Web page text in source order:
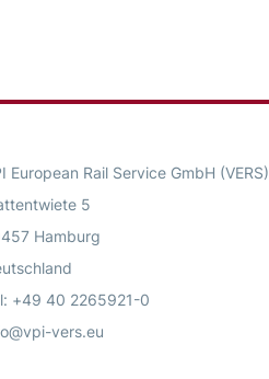
European Rail Service GmbH (VERS)
5
Hamburg
+49 40 2265921-0
vers.eu